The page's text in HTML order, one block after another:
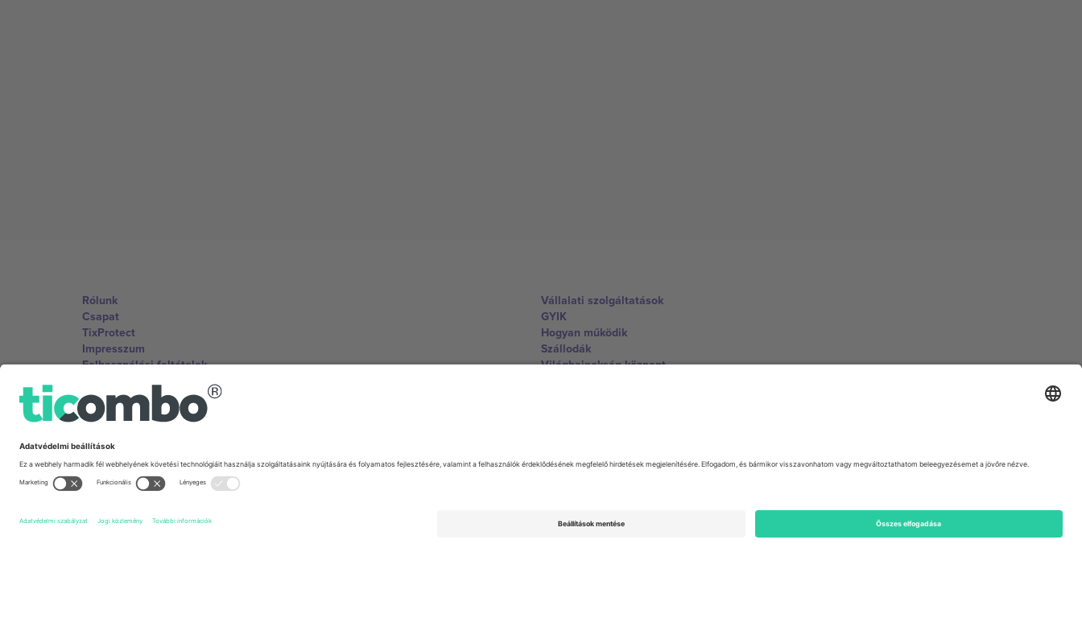
Rólunk
Csapat
TixProtect
Impresszum
Felhasználási feltételek
Partnerprogram
Vállalati szolgáltatások
GYIK
Hogyan működik
Szállodák
Világbajnokság központ